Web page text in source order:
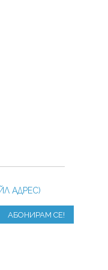
АДРЕС)
АБОНИРАМ СЕ!